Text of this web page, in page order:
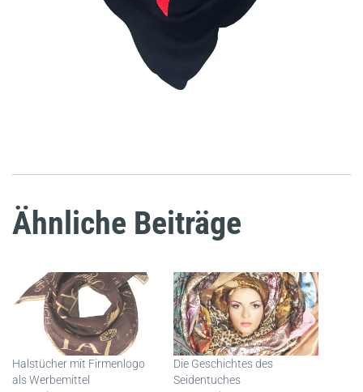
Ähnliche Beiträge
Halstücher mit Firmenlogo
als Werbemittel
Die Geschichtes des
Seidentuches